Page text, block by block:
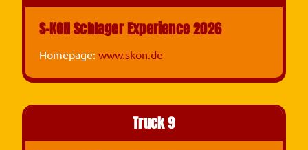
S-KON Schlager Experience 2026
Homepage: www.skon.de
Truck 9